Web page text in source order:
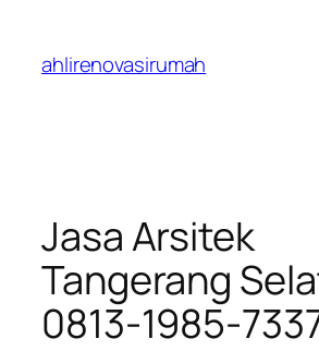
content
ahlirenovasirumah
Jasa Arsitek
Tangerang
0813-1985-